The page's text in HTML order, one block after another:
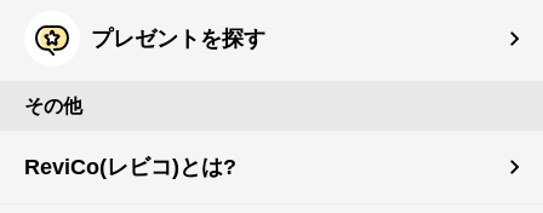
プレゼントを探す
その他
ReviCo(レビコ)とは?